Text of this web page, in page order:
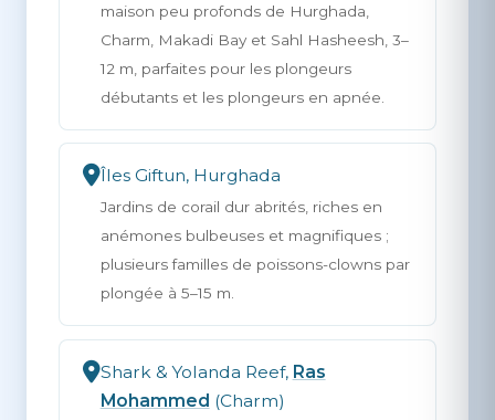
maison peu profonds de Hurghada,
Charm, Makadi Bay et Sahl Hasheesh, 3–
12 m, parfaites pour les plongeurs
débutants et les plongeurs en apnée.
Îles Giftun, Hurghada
Jardins de corail dur abrités, riches en
anémones bulbeuses et magnifiques ;
plusieurs familles de poissons-clowns par
plongée à 5–15 m.
Shark & Yolanda Reef, Ras
Mohammed (Charm)